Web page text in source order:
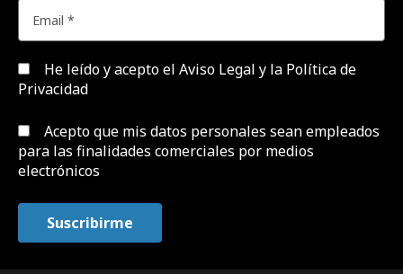
He leído y acepto el Aviso Legal y la Política de
Privacidad
Acepto que mis datos personales sean empleados
para las finalidades comerciales por medios
electrónicos